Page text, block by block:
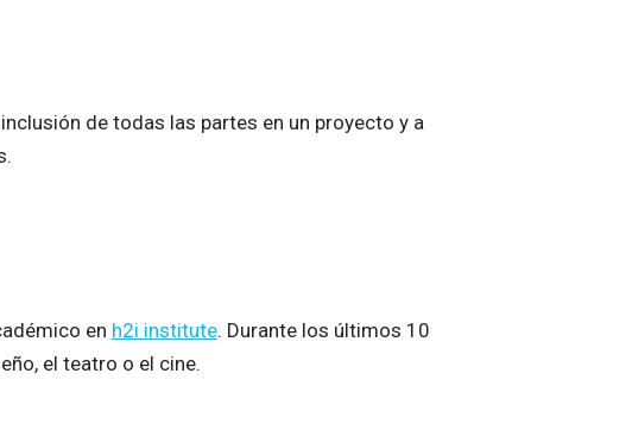
de todas las partes en un proyecto y a
en h2i institute. Durante los últimos 10
el teatro o el cine.